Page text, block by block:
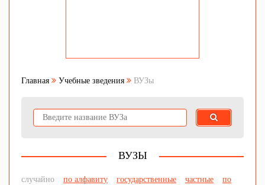
Главная Учебные зведения ВУЗы
ВУЗЫ
случайно по алфавиту государственные частные
по